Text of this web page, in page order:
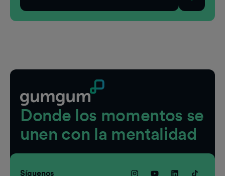
Donde los momentos se
unen con la mentalidad
Síguenos